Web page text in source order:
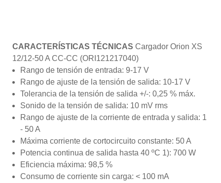
CARACTERÍSTICAS TÉCNICAS Cargador Orion XS
12/12-50 A CC-CC (ORI121217040)
Rango de tensión de entrada: 9-17 V
Rango de ajuste de la tensión de salida: 10-17 V
Tolerancia de la tensión de salida +/-: 0,25 % máx.
Sonido de la tensión de salida: 10 mV rms
Rango de ajuste de la corriente de entrada y salida: 1
- 50 A
Máxima corriente de cortocircuito constante: 50 A
Potencia continua de salida hasta 40 ºC 1): 700 W
Eficiencia máxima: 98,5 %
Consumo de corriente sin carga: < 100 mA